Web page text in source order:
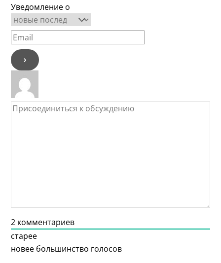
Уведомление о
2 комментариев
старее
новее большинство голосов